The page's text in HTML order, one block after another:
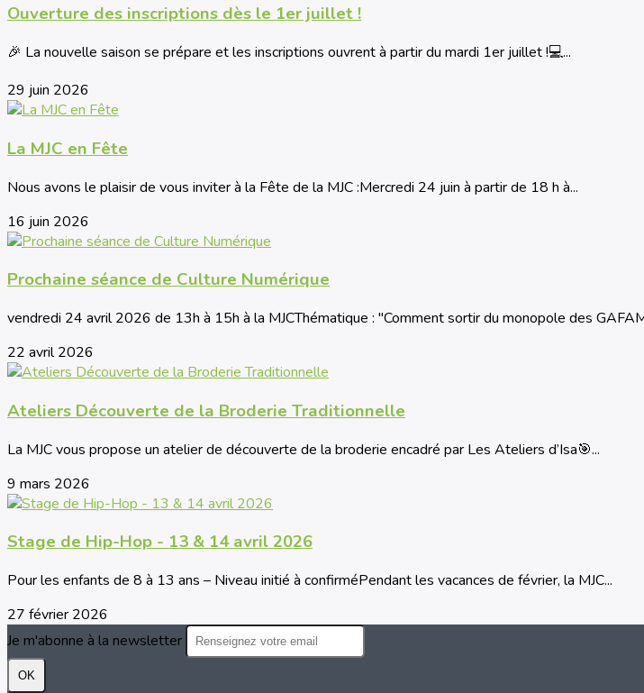
Ouverture des inscriptions dès le 1er juillet !
🎉 La nouvelle saison se prépare et les inscriptions ouvrent à partir du mardi 1er juillet !💻...
29 juin 2026
La MJC en Fête
Nous avons le plaisir de vous inviter à la Fête de la MJC :Mercredi 24 juin à partir de 18 h à...
16 juin 2026
Prochaine séance de Culture Numérique
vendredi 24 avril 2026 de 13h à 15h à la MJCThématique : "Comment sortir du monopole des
22 avril 2026
Ateliers Découverte de la Broderie Traditionnelle
La MJC vous propose un atelier de découverte de la broderie encadré par Les Ateliers d’Isa🎯...
9 mars 2026
Stage de Hip-Hop - 13 & 14 avril 2026
Pour les enfants de 8 à 13 ans – Niveau initié à confirméPendant les vacances de février, la MJC...
27 février 2026
Je m'abonne à la newsletter
OK